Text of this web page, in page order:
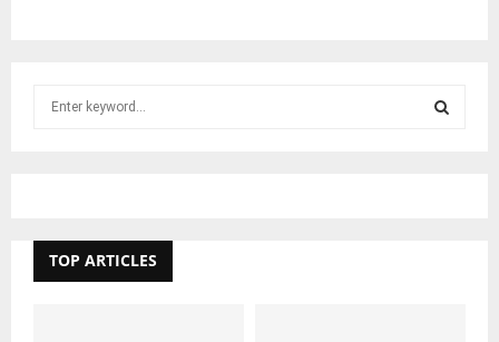
r
TOP ARTICLES